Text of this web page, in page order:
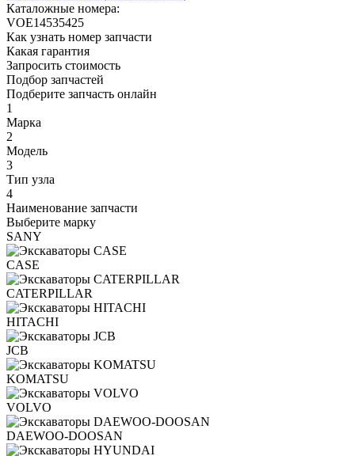
Каталожные номера:
VOE14535425
Как узнать номер запчасти
Какая гарантия
Запросить стоимость
Подбор запчастей
Подберите запчасть онлайн
1
Марка
2
Модель
3
Тип узла
4
Наименование запчасти
Выберите марку
SANY
CASE
CATERPILLAR
HITACHI
JCB
KOMATSU
VOLVO
DAEWOO-DOOSAN